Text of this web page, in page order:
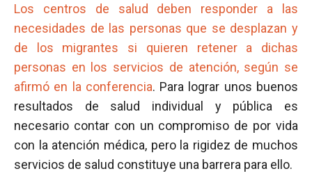
Los centros de salud deben responder a las
necesidades de las personas que se desplazan y
de los migrantes si quieren retener a dichas
personas en los servicios de atención, según se
afirmó en la conferencia. Para lograr unos buenos
resultados de salud individual y pública es
necesario contar con un compromiso de por vida
con la atención médica, pero la rigidez de muchos
servicios de salud constituye una barrera para ello.